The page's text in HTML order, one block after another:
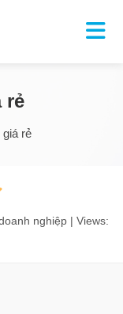
rẻ
giá rẻ
nghiệp | Views: